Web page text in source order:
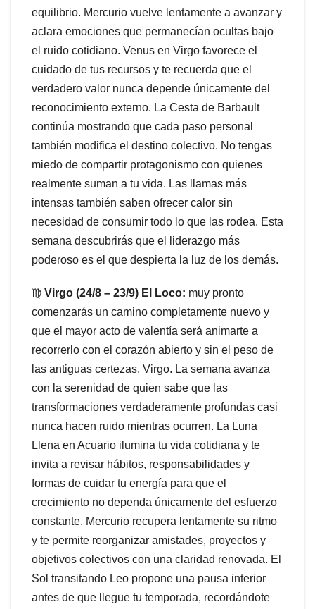
equilibrio. Mercurio vuelve lentamente a avanzar y
aclara emociones que permanecían ocultas bajo
el ruido cotidiano. Venus en Virgo favorece el
cuidado de tus recursos y te recuerda que el
verdadero valor nunca depende únicamente del
reconocimiento externo. La Cesta de Barbault
continúa mostrando que cada paso personal
también modifica el destino colectivo. No tengas
miedo de compartir protagonismo con quienes
realmente suman a tu vida. Las llamas más
intensas también saben ofrecer calor sin
necesidad de consumir todo lo que las rodea. Esta
semana descubrirás que el liderazgo más
poderoso es el que despierta la luz de los demás.
♍ Virgo (24/8 – 23/9) El Loco: muy pronto
comenzarás un camino completamente nuevo y
que el mayor acto de valentía será animarte a
recorrerlo con el corazón abierto y sin el peso de
las antiguas certezas, Virgo. La semana avanza
con la serenidad de quien sabe que las
transformaciones verdaderamente profundas casi
nunca hacen ruido mientras ocurren. La Luna
Llena en Acuario ilumina tu vida cotidiana y te
invita a revisar hábitos, responsabilidades y
formas de cuidar tu energía para que el
crecimiento no dependa únicamente del esfuerzo
constante. Mercurio recupera lentamente su ritmo
y te permite reorganizar amistades, proyectos y
objetivos colectivos con una claridad renovada. El
Sol transitando Leo propone una pausa interior
antes de que llegue tu temporada, recordándote